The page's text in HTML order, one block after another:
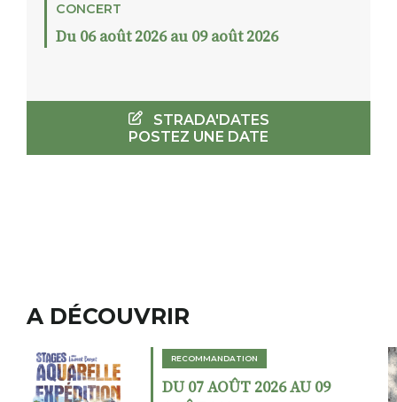
CONCERT
Du 06 août 2026 au 09 août 2026
STRADA'DATES
POSTEZ UNE DATE
A DÉCOUVRIR
RECOMMANDATION
DU 02 AOÛT 2026 AU 23